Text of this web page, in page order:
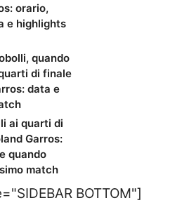
orario,
e highlights
quando
di finale
data e
ai quarti di
Garros:
quando
match
BOTTOM"]